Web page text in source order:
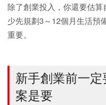
除了創業投入，你還要估
少先規劃3～12個月生活預
重要。
新手創業前一
案是要